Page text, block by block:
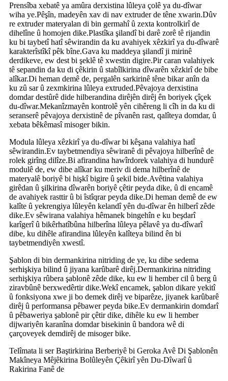
Prensîba xebatê ya amûra derxistina lûleya çolê ya du-dîwar
wiha ye.Pêşîn, madeyên xav di nav extruder de têne xwarin.Dûv
re extruder materyalan di bin germahî û zexta kontrolkirî de
dihelîne û homojen dike.Plastîka şilandî bi darê zorê tê rijandin
ku bi taybetî hatî sêwirandin da ku avahiyek xêzkirî ya du-dîwarê
karakterîstîkî pêk bîne.Gava ku maddeya şilandî ji mirinê
derdikeve, ew dest bi şeklê tê xwestin digire.Pir caran valahiyek
tê sepandin da ku di çêkirin û stabîlkirina dîwarên xêzkirî de bibe
alîkar.Di heman demê de, pergalên sarkirinê têne bikar anîn da
ku zû sar û zexmkirina lûleya extruded.Pêvajoya derxistina
domdar destûrê dide hilberandina dirêjên dirêj ên boriyek çîçek
du-dîwar.Mekanîzmayên kontrolê yên cihêreng li cîh in da ku di
seranserê pêvajoya derxistinê de pîvanên rast, qalîteya domdar, û
xebata bêkêmasî misoger bikin.
Modula lûleya xêzkirî ya du-dîwar bi kêşana valahiya hatî
sêwirandin.Ev taybetmendiya sêwiranê di pêvajoya hilberînê de
rolek girîng dilîze.Bi afirandina hawîrdorek valahiya di hundurê
modulê de, ew dibe alîkar ku meriv di dema hilberînê de
materyalê boriyê bi hişkî bigire û şekil bide.Avêtina valahiya
girêdan û şilkirina dîwarên boriyê çêtir peyda dike, û di encamê
de avahiyek rasttir û bi îstîqrar peyda dike.Di heman demê de ew
kalîte û yekrengiya lûleyên kelandî yên du-dîwar ên hilberî zêde
dike.Ev sêwirana valahiya hêmanek bingehîn e ku beşdarî
karîgerî û bikêrhatîbûna hilberîna lûleya pêlavê ya du-dîwarî
dibe, ku dihêle afirandina lûleyên kalîteya bilind ên bi
taybetmendiyên xwestî.
Şablon di bin dermankirina nitriding de ye, ku dibe sedema
serhişkiya bilind û jiyana karûbarê dirêj.Dermankirina nitriding
serhişkiya rûbera şablonê zêde dike, ku ew li hember cil û berg û
ziravbûnê berxwedêrtir dike.Wekî encamek, şablon dikare yekitî
û fonksiyona xwe ji bo demek dirêj ve biparêze, jiyanek karûbarê
dirêj û performansa pêbawer peyda bike.Ev dermankirin domdarî
û pêbaweriya şablonê pir çêtir dike, dihêle ku ew li hember
dijwariyên karanîna domdar bisekinin û bandora wê di
çarçoveyek demdirêj de misoger bike.
Telîmata li ser Baştirkirina Berberiyê bi Geroka Avê Di Şablonên
Makîneya Mêjêkirina Bolûleyên Çêkirî yên Du-Dîwarî û
Rakirina Fanê de